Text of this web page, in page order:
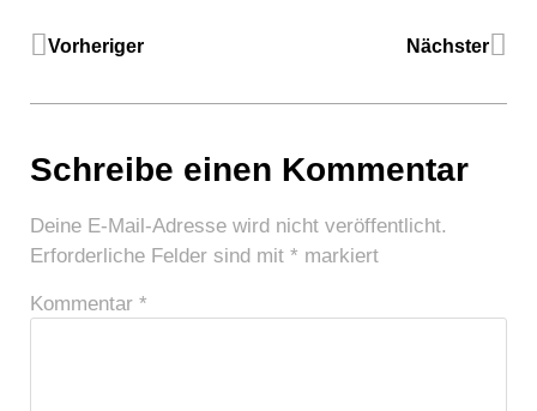
Vorheriger Nächster
Schreibe einen Kommentar
Deine E-Mail-Adresse wird nicht veröffentlicht.
Erforderliche Felder sind mit * markiert
Kommentar *